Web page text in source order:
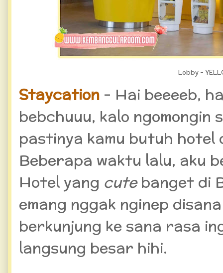
Lobby -
Staycation - Hai beeeeb,
bebchuuu, kalo ngomongin
pastinya kamu butuh hotel
Beberapa waktu lalu, aku
Hotel yang cutebanget di
emang nggak nginep
berkunjung ke sana rasa
langsung besar hihi.